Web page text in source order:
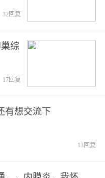
32回复
综
17回复
有想交流下
13回复